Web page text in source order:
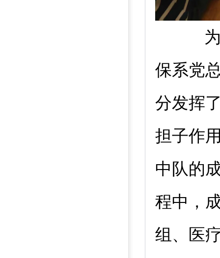
保系党
分发挥
担子作
中队的
程中，
组、医